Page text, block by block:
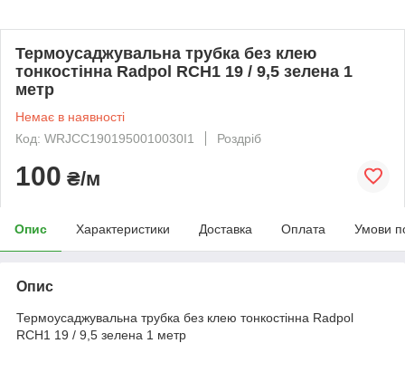
Термоусаджувальна трубка без клею
тонкостінна Radpol RCH1 19 / 9,5 зелена 1
метр
Немає в наявності
Код: WRJCC1901950010030I1
Роздріб
100 ₴/м
Опис Характеристики Доставка Оплата Умови
Опис
Термоусаджувальна трубка без клею тонкостінна Radpol
RCH1 19 / 9,5 зелена 1 метр